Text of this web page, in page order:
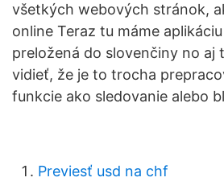
všetkých webových stránok,
online Teraz tu máme
preložená do slovenčiny no aj
vidieť, že je to trocha
funkcie ako sledovanie alebo
Previesť usd na chf